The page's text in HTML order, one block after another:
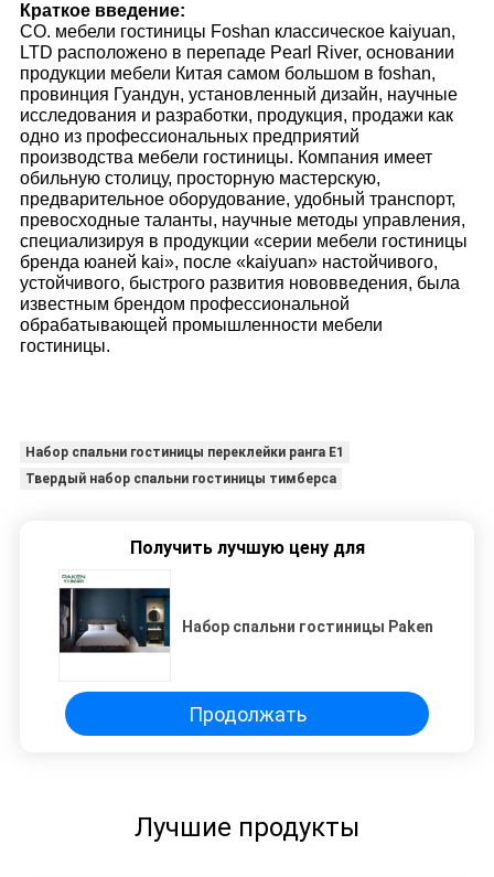
Краткое введение:
CO. мебели гостиницы Foshan классическое kaiyuan,
LTD расположено в перепаде Pearl River, основании
продукции мебели Китая самом большом в foshan,
провинция Гуандун, установленный дизайн, научные
исследования и разработки, продукция, продажи как
одно из профессиональных предприятий
производства мебели гостиницы. Компания имеет
обильную столицу, просторную мастерскую,
предварительное оборудование, удобный транспорт,
превосходные таланты, научные методы управления,
специализируя в продукции «серии мебели гостиницы
бренда юаней kai», после «kaiyuan» настойчивого,
устойчивого, быстрого развития нововведения, была
известным брендом профессиональной
обрабатывающей промышленности мебели
гостиницы.
Набор спальни гостиницы переклейки ранга E1
Твердый набор спальни гостиницы тимберса
Получить лучшую цену для
Набор спальни гостиницы Paken
Продолжать
Лучшие продукты